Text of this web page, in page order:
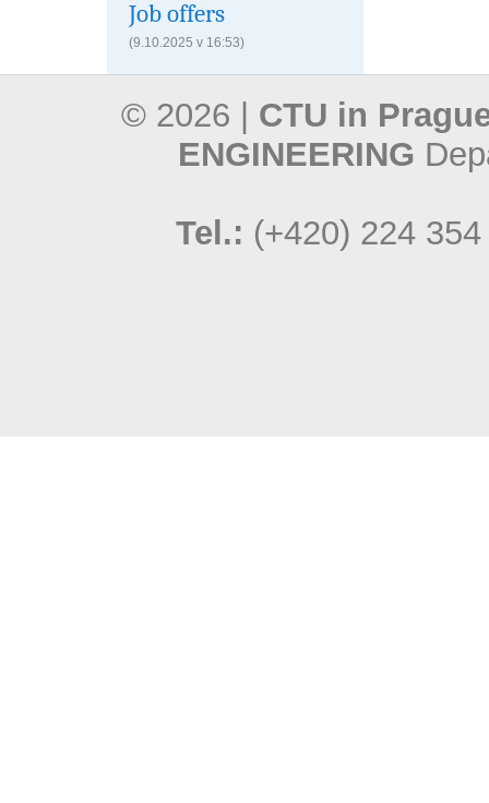
Job offers
(9.10.2025 v 16:53)
© 2026 | CTU in
ENGINEERING
Tel.: (+420) 224